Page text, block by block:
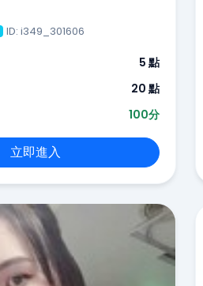
ID: i349_301606
5 點
20 點
100分
立即進入